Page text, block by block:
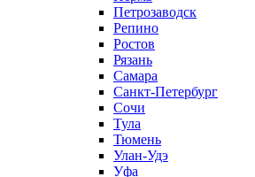
Петрозаводск
Репино
Ростов
Рязань
Самара
Санкт-Петербург
Сочи
Тула
Тюмень
Улан-Удэ
Уфа